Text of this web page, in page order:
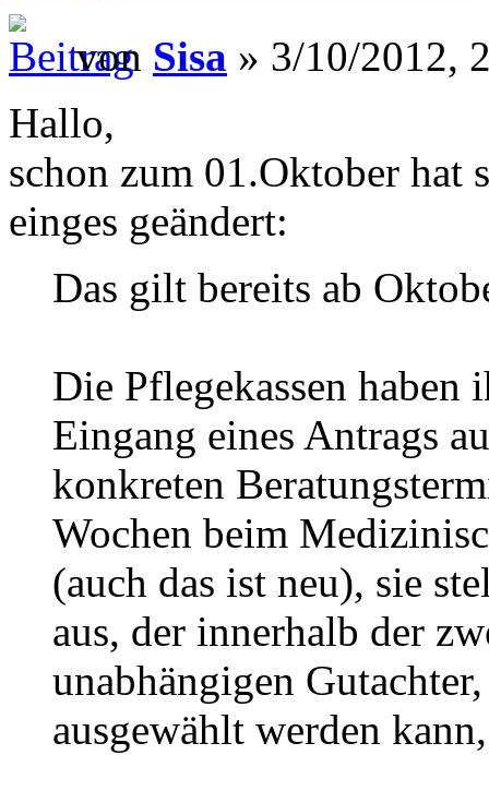
von Sisa » 3/10/2012,
Hallo,
schon zum 01.Oktober hat
einges geändert:
Das gilt bereits ab
Die Pflegekassen haben
Eingang eines Antrags
konkreten
Wochen beim
(auch das ist neu), sie
aus, der innerhalb der
unabhängigen
ausgewählt werden